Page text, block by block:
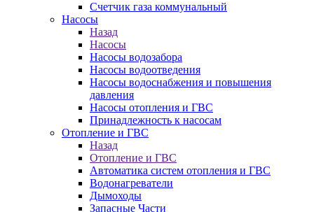
Счетчик газа коммунальный
Насосы
Назад
Насосы
Насосы водозабора
Насосы водоотведения
Насосы водоснабжения и повышения
давления
Насосы отопления и ГВС
Принадлежность к насосам
Отопление и ГВС
Назад
Отопление и ГВС
Автоматика систем отопления и ГВС
Водонагреватели
Дымоходы
Запасные Части